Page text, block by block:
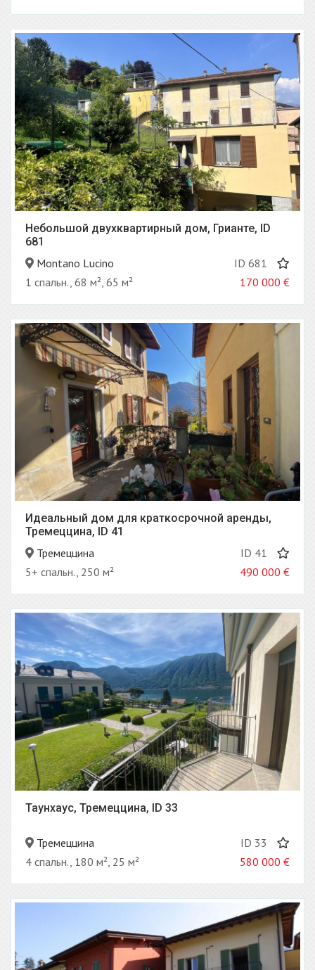
Небольшой двухквартирный дом, Грианте, ID
681
Montano Lucino
ID 681
1 спальн., 68 м², 65 м²
170 000 €
Идеальный дом для краткосрочной аренды,
Тремеццина, ID 41
Тремеццина
ID 41
5+ спальн., 250 м²
490 000 €
Таунхаус, Тремеццина, ID 33
Тремеццина
ID 33
4 спальн., 180 м², 25 м²
580 000 €